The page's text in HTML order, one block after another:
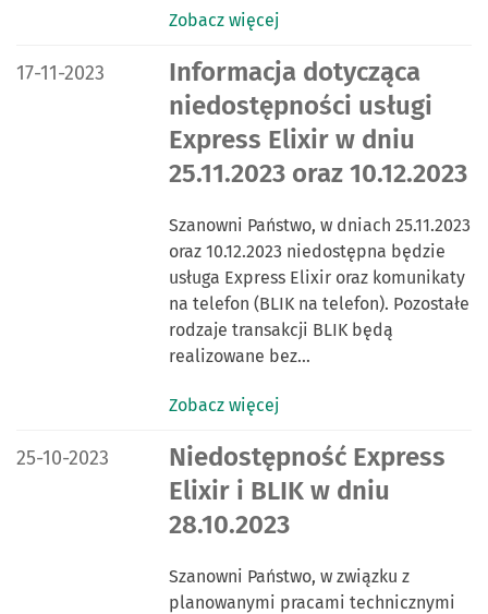
Zobacz więcej
DATA PUBLIKACJI:
17-11-2023
Informacja dotycząca
niedostępności usługi
Express Elixir w dniu
25.11.2023 oraz 10.12.2023
Szanowni Państwo, w dniach 25.11.2023
oraz 10.12.2023 niedostępna będzie
usługa Express Elixir oraz komunikaty
na telefon (BLIK na telefon). Pozostałe
rodzaje transakcji BLIK będą
realizowane bez…
Zobacz więcej
DATA PUBLIKACJI:
25-10-2023
Niedostępność Express
Elixir i BLIK w dniu
28.10.2023
Szanowni Państwo, w związku z
planowanymi pracami technicznymi